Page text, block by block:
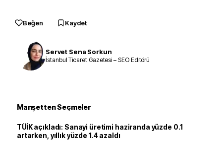
Beğen Kaydet
Servet Sena Sorkun
İstanbul Ticaret Gazetesi – SEO Editörü
Manşetten Seçmeler
TÜİK açıkladı: Sanayi üretimi haziranda yüzde 0.1
artarken, yıllık yüzde 1.4 azaldı